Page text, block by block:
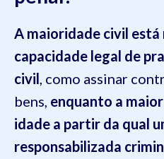
A maioridade civil está
capacidade legal de
civil , como assinar
bens, enquanto a
idade a partir da qual
responsabilizada